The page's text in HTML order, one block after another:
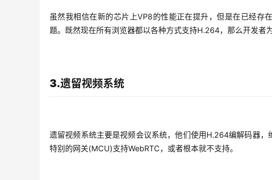
虽然我相信在新的芯片上VP8的性能正在提升，但是在已经存
题。既然现在所有浏览器都以各种方式支持H.264，那么开发者
3.遗留视频系统
遗留视频系统主要是视频会议系统，他们使用H.264编解码器
特别的网关(MCU)支持WebRTC，或者根本就不支持。